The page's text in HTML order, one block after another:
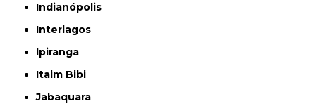
Indianópolis
Interlagos
Ipiranga
Itaim Bibi
Jabaquara